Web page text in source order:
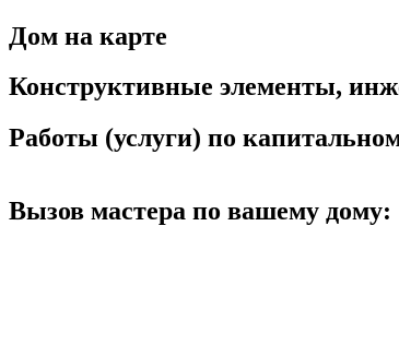
Дом на карте
Конструктивные элементы,
Работы (услуги) по
Вызов мастера по вашему дому: